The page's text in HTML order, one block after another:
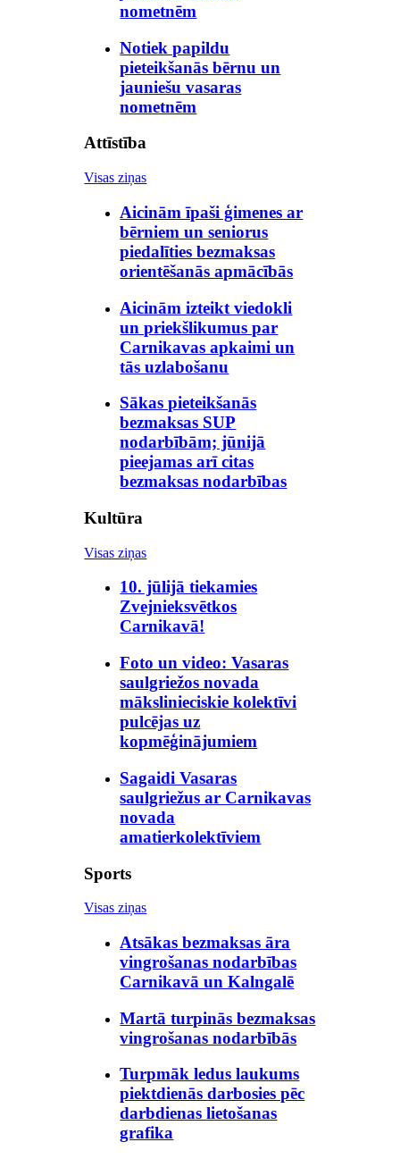
nometnēm
Notiek papildu
pieteikšanās bērnu un
jauniešu vasaras
nometnēm
Attīstība
Visas ziņas
Aicinām īpaši ģimenes ar
bērniem un seniorus
piedalīties bezmaksas
orientēšanās apmācībās
Aicinām izteikt viedokli
un priekšlikumus par
Carnikavas apkaimi un
tās uzlabošanu
Sākas pieteikšanās
bezmaksas SUP
nodarbībām; jūnijā
pieejamas arī citas
bezmaksas nodarbības
Kultūra
Visas ziņas
10. jūlijā tiekamies
Zvejnieksvētkos
Carnikavā!
Foto un video: Vasaras
saulgriežos novada
mākslinieciskie kolektīvi
pulcējas uz
kopmēģinājumiem
Sagaidi Vasaras
saulgriežus ar Carnikavas
novada
amatierkolektīviem
Sports
Visas ziņas
Atsākas bezmaksas āra
vingrošanas nodarbības
Carnikavā un Kalngalē
Martā turpinās bezmaksas
vingrošanas nodarbībās
Turpmāk ledus laukums
piektdienās darbosies pēc
darbdienas lietošanas
grafika